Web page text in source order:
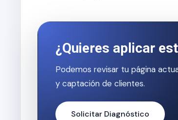
¿Quieres aplicar
Podemos revisar tu página
y captación de clientes.
Solicitar Diagnóstico